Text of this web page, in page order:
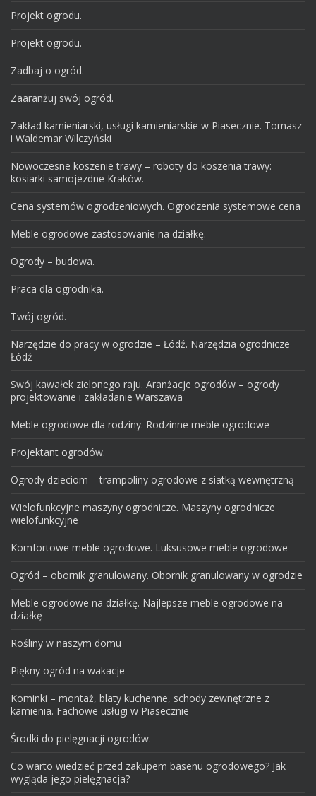
Projekt ogrodu.
Projekt ogrodu.
Zadbaj o ogród.
Zaaranżuj swój ogród.
Zakład kamieniarski, usługi kamieniarskie w Piasecznie. Tomasz
i Waldemar Wilczyński
Nowoczesne koszenie trawy – roboty do koszenia trawy:
kosiarki samojezdne Kraków.
Cena systemów ogrodzeniowych. Ogrodzenia systemowe cena
Meble ogrodowe zastosowanie na działkę.
Ogrody – budowa.
Praca dla ogrodnika.
Twój ogród.
Narzędzie do pracy w ogrodzie – Łódź. Narzędzia ogrodnicze
Łódź
Swój kawałek zielonego raju. Aranżacje ogrodów – ogrody
projektowanie i zakładanie Warszawa
Meble ogrodowe dla rodziny. Rodzinne meble ogrodowe
Projektant ogrodów.
Ogrody dzieciom – trampoliny ogrodowe z siatką wewnętrzną
Wielofunkcyjne maszyny ogrodnicze. Maszyny ogrodnicze
wielofunkcyjne
Komfortowe meble ogrodowe. Luksusowe meble ogrodowe
Ogród – obornik granulowany. Obornik granulowany w ogrodzie
Meble ogrodowe na działkę. Najlepsze meble ogrodowe na
działkę
Rośliny w naszym domu
Piękny ogród na wakacje
Kominki – montaż, blaty kuchenne, schody zewnętrzne z
kamienia. Fachowe usługi w Piasecznie
Środki do pielęgnacji ogrodów.
Co warto wiedzieć przed zakupem basenu ogrodowego? Jak
wygląda jego pielęgnacja?